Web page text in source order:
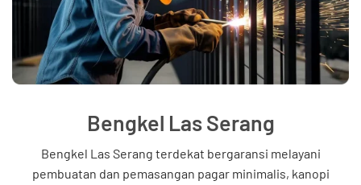
Bengkel Las Serang
Bengkel Las Serang terdekat bergaransi melayani
pembuatan dan pemasangan pagar minimalis, kanopi